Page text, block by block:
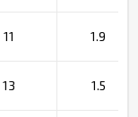
11 1.9
13 1.5